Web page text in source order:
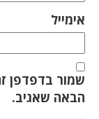
אימייל
שמור בדפדפן
הבאה שאגיב.